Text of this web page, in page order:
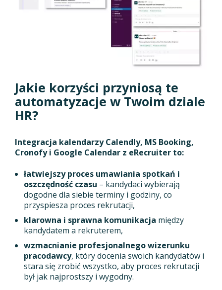
Jakie korzyści przyniosą te
automatyzacje w Twoim dziale
HR?
Integracja kalendarzy Calendly, MS Booking,
Cronofy i Google Calendar z eRecruiter to:
łatwiejszy proces umawiania spotkań i
oszczędność czasu – kandydaci wybierają
dogodne dla siebie terminy i godziny, co
przyspiesza proces rekrutacji,
klarowna i sprawna komunikacja między
kandydatem a rekruterem,
wzmacnianie profesjonalnego wizerunku
pracodawcy, który docenia swoich kandydatów i
stara się zrobić wszystko, aby proces rekrutacji
był jak najprostszy i wygodny.